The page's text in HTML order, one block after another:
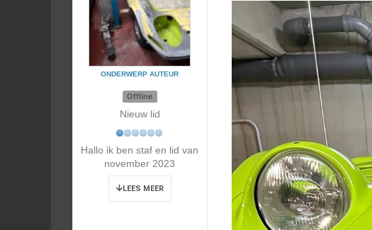
ONDERWERP AUTEUR
Offline
Nieuw lid
Hallo ik ben staf en lid van
november 2023
LEES MEER